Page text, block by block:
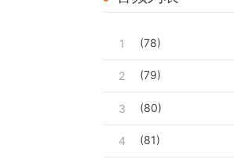
1 (78)
2 (79)
3 (80)
4 (81)